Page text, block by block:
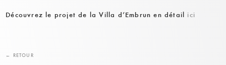
Découvrez le projet de la Villa d’Embrun en détail ici
← RETOUR